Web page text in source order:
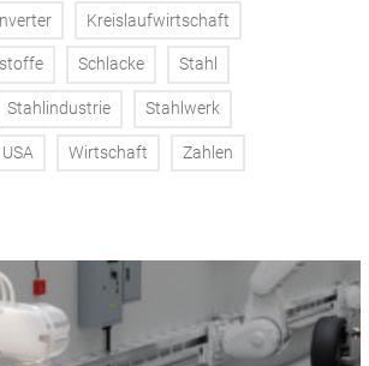
Kreislaufwirtschaft
Schlacke Stahl
Stahlindustrie Stahlwerk
USA Wirtschaft Zahlen